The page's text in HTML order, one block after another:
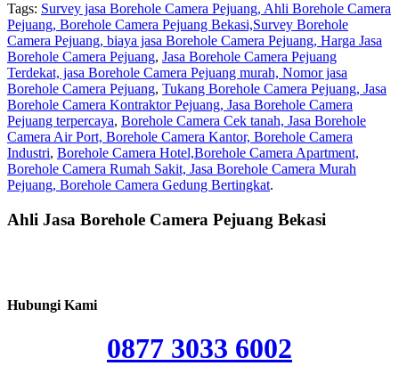
Tags: Survey jasa Borehole Camera Pejuang, Ahli Borehole Camera
Pejuang, Borehole Camera Pejuang Bekasi,Survey Borehole
Camera Pejuang, biaya jasa Borehole Camera Pejuang, Harga Jasa
Borehole Camera Pejuang, Jasa Borehole Camera Pejuang
Terdekat, jasa Borehole Camera Pejuang murah, Nomor jasa
Borehole Camera Pejuang, Tukang Borehole Camera Pejuang, Jasa
Borehole Camera Kontraktor Pejuang, Jasa Borehole Camera
Pejuang terpercaya, Borehole Camera Cek tanah, Jasa Borehole
Camera Air Port, Borehole Camera Kantor, Borehole Camera
Industri, Borehole Camera Hotel,Borehole Camera Apartment,
Borehole Camera Rumah Sakit, Jasa Borehole Camera Murah
Pejuang, Borehole Camera Gedung Bertingkat.
Ahli Jasa Borehole Camera Pejuang Bekasi
Hubungi Kami
0877 3033 6002